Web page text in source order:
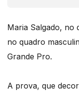
Maria Salgado, no
no quadro
Grande Pro.
A prova, que